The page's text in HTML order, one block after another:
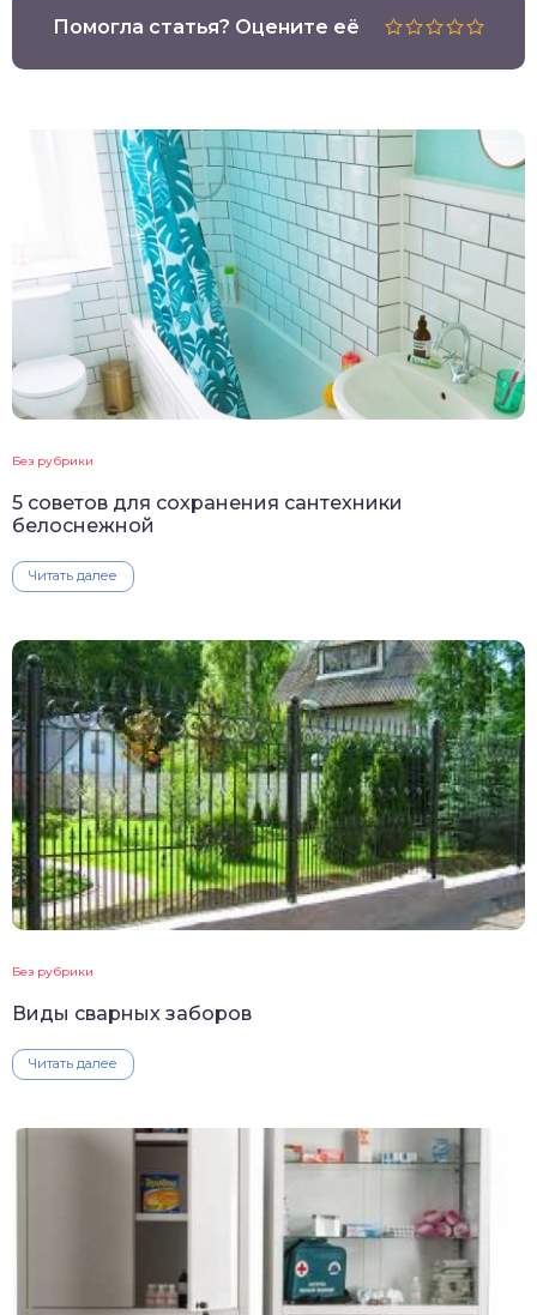
Помогла статья? Оцените её
Без рубрики
5 советов для сохранения сантехники
белоснежной
Читать далее
Без рубрики
Виды сварных заборов
Читать далее